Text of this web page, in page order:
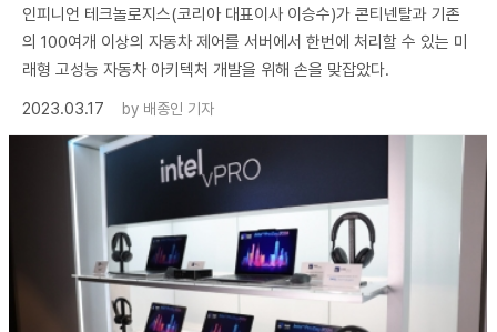
인피니언 테크놀로지스(코리아 대표이사 이승수)가 콘티넨탈과 기존
의 100여개 이상의 자동차 제어를 서버에서 한번에 처리할 수 있는 미
래형 고성능 자동차 아키텍처 개발을 위해 손을 맞잡았다.
2023.03.17
by 배종인 기자